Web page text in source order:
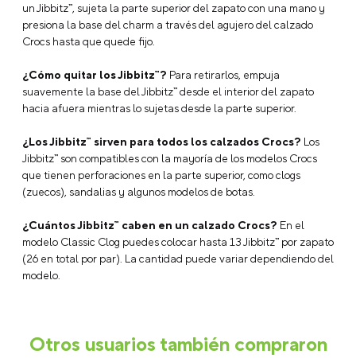
un Jibbitz™, sujeta la parte superior del zapato con una mano y
presiona la base del charm a través del agujero del calzado
Crocs hasta que quede fijo.
¿Cómo quitar los Jibbitz™? Para retirarlos, empuja
suavemente la base del Jibbitz™ desde el interior del zapato
hacia afuera mientras lo sujetas desde la parte superior.
¿Los Jibbitz™ sirven para todos los calzados Crocs? Los
Jibbitz™ son compatibles con la mayoría de los modelos Crocs
que tienen perforaciones en la parte superior, como clogs
(zuecos), sandalias y algunos modelos de botas.
¿Cuántos Jibbitz™ caben en un calzado Crocs? En el
modelo Classic Clog puedes colocar hasta 13 Jibbitz™ por zapato
(26 en total por par). La cantidad puede variar dependiendo del
modelo.
Otros usuarios también compraron